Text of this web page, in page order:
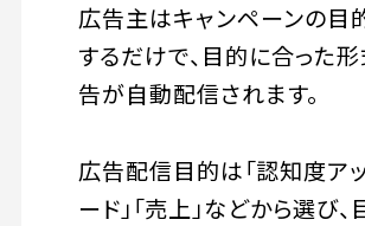
広告主はキャンペーンの目
するだけで、目的に合った
告が自動配信されます。
広告配信目的は「認知度アッ
ード」「売上」などから選び